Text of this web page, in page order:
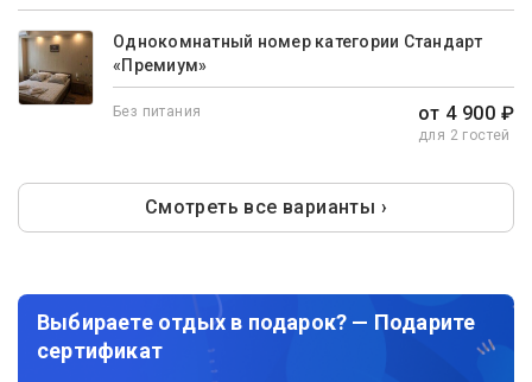
Однокомнатный номер категории Стандарт
«Премиум»
Без питания от 4 900 ₽
для 2 гостей
Смотреть все варианты ›
Выбираете отдых в подарок? — Подарите
сертификат